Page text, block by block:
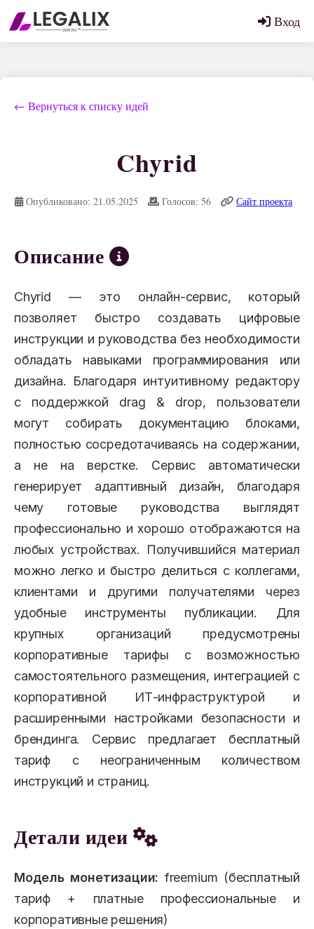
Вход
← Вернуться к списку идей
Chyrid
Опубликовано: 21.05.2025 Голосов: 56 Сайт проекта
Описание
Chyrid — это онлайн-сервис, который
позволяет быстро создавать цифровые
инструкции и руководства без необходимости
обладать навыками программирования или
дизайна. Благодаря интуитивному редактору
с поддержкой drag & drop, пользователи
могут собирать документацию блоками,
полностью сосредотачиваясь на содержании,
а не на верстке. Сервис автоматически
генерирует адаптивный дизайн, благодаря
чему готовые руководства выглядят
профессионально и хорошо отображаются на
любых устройствах. Получившийся материал
можно легко и быстро делиться с коллегами,
клиентами и другими получателями через
удобные инструменты публикации. Для
крупных организаций предусмотрены
корпоративные тарифы с возможностью
самостоятельного размещения, интеграцией с
корпоративной ИТ-инфраструктурой и
расширенными настройками безопасности и
брендинга. Сервис предлагает бесплатный
тариф с неограниченным количеством
инструкций и страниц.
Детали идеи
Модель монетизации: freemium (бесплатный
тариф + платные профессиональные и
корпоративные решения)